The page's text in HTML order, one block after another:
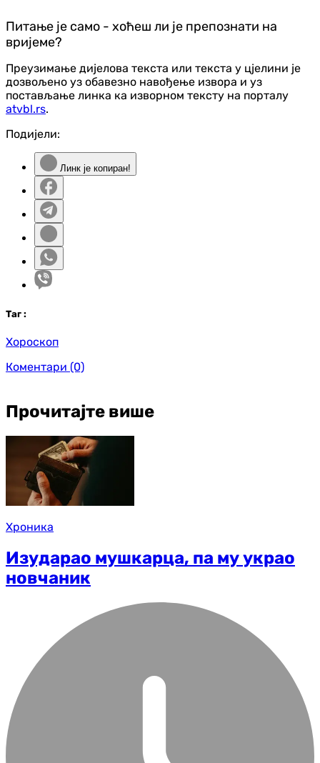
Питање је само - хоћеш ли је препознати на
вријеме?
Преузимање дијелова текста или текста у цјелини је
дозвољено уз обавезно навођење извора и уз
постављање линка ка изворном тексту на порталу
atvbl.rs.
Подијели:
Линк је копиран!
Таг :
Хороскоп
Коментари (0)
Прочитајте више
Хроника
Изударао мушкарца, па му украо
новчаник